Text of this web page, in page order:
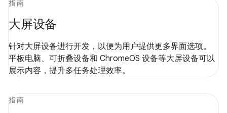
指南
大屏设备
针对大屏设备进行开发，以便为用户提供更多界面选项。
平板电脑、可折叠设备和 ChromeOS 设备等大屏设备可以
展示内容，提升多任务处理效率。
指南